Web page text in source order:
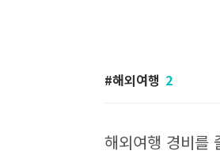
해외여행 2
해외여행 경비를